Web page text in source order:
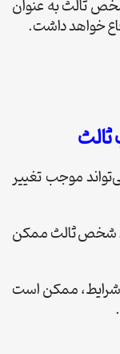
ثالث به عنوان
خواهد داشت.
ثالث
موجب تغییر
شخص ثالث ممکن
شرایط، ممکن است